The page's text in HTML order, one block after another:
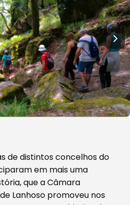
de distintos concelhos do
em mais uma
que a Câmara
Lanhoso promoveu nos